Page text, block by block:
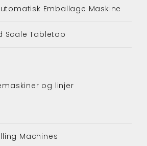
Emballage Maskine
Scale Tabletop
og linjer
Machines